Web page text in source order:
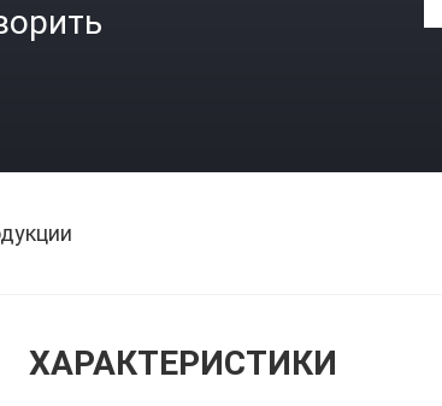
ХАРАКТЕРИСТИКИ